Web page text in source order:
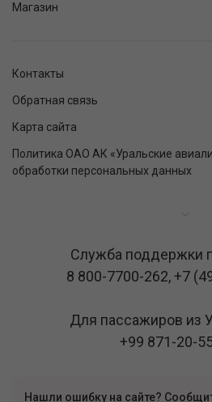
Магазин
Контакты
Обратная связь
Карта сайта
Политика ОАО АК «Уральские
обработки персональных данных
Служба поддержки
8 800-7700-262,+7
Для пассажиров из
+99 871-20-
Нашли ошибку на сайте?